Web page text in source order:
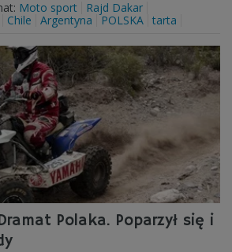
Moto sport
Rajd Dakar
Chile Argentyna POLSKA tarta
Polaka. Poparzył się i